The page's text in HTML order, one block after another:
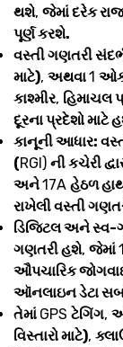
થશે, જેમાં દરેક
પૂર્ણ કરશે.
વસ્તી ગણતરી
માટે), અથવા1
કાશ્મીર, હિમાચલ
દૂરના પ્રદેશો માટે
કાનૂની આધાર:
(RGI) ની કચેરી
અને17A હેઠળ
રાખેલી વસ્તી
ડિજિટલ અને સ્વ-
ગણતરી હશે, જેમાં
ઔપચારિક
ઑનલાઇન ડેટા
તેમાં GPS ટેગિંગ,
વિસ્તારો માટે),